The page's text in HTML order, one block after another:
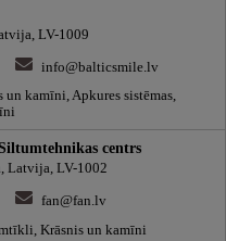
LV-1009
info@balticsmile.lv
kamīni, Apkures sistēmas,
centrs
Latvija, LV-1002
fan@fan.lv
Krāsnis un kamīni